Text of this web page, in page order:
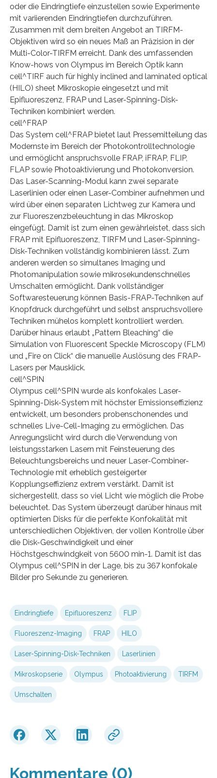
oder die Eindringtiefe einzustellen sowie Experimente
mit variierenden Eindringtiefen durchzuführen.
Zusammen mit dem breiten Angebot an TIRFM-
Objektiven wird so ein neues Maß an Präzision in der
Multi-Color-TIRFM erreicht. Dank des umfassenden
Know-hows von Olympus im Bereich Optik kann
cell^TIRF auch für highly inclined and laminated optical
(HILO) sheet Mikroskopie eingesetzt und mit
Epifluoreszenz, FRAP und Laser-Spinning-Disk-
Techniken kombiniert werden.
cell^FRAP
Das System cell^FRAP bietet laut Pressemitteilung das
Modernste im Bereich der Photokontrolltechnologie
und ermöglicht anspruchsvolle FRAP, iFRAP, FLIP,
FLAP sowie Photoaktivierung und Photokonversion.
Das Laser-Scanning-Modul kann zwei separate
Laserlinien oder einen Laser-Combiner aufnehmen und
wird über einen separaten Lichtweg zur Kamera und
zur Fluoreszenzbeleuchtung in das Mikroskop
eingefügt. Damit ist zum einen gewährleistet, dass sich
FRAP mit Epifluoreszenz, TIRFM und Laser-Spinning-
Disk-Techniken vollständig kombinieren lässt. Zum
anderen werden so simultanes Imaging und
Photomanipulation sowie mikrosekundenschnelles
Umschalten ermöglicht. Dank vollständiger
Softwaresteuerung können Basis-FRAP-Techniken auf
Knopfdruck durchgeführt und selbst anspruchsvollere
Techniken mühelos komplett kontrolliert werden.
Darüber hinaus erlaubt „Pattern Bleaching“ die
Simulation von Fluorescent Speckle Microscopy (FLM)
und „Fire on Click“ die manuelle Auslösung des FRAP-
Lasers per Mausklick.
cell^SPIN
Olympus cell^SPIN wurde als konfokales Laser-
Spinning-Disk-System mit höchster Emissionseffizienz
entwickelt, um besonders probenschonendes und
schnelles Live-Cell-Imaging zu ermöglichen. Das
Anregungslicht wird durch die Verwendung von
leistungsstarken Lasern mit Feinsteuerung des
Beleuchtungsbereichs und neuer Laser-Combiner-
Technologie mit erheblich gesteigerter
Kopplungseffizienz extrem verstärkt. Damit ist
sichergestellt, dass so viel Licht wie möglich die Probe
beleuchtet. Das System überzeugt darüber hinaus mit
optimierten Disks für die perfekte Konfokalität mit
unterschiedlichen Objektiven, der vollen Kontrolle über
die Disk-Geschwindigkeit und einer
Höchstgeschwindgkeit von 5600 min-1. Damit ist das
Olympus cell^SPIN in der Lage, bis zu 367 konfokale
Bilder pro Sekunde zu generieren.
Eindringtiefe Epifluoreszenz FLIP
Fluoreszenz-Imaging FRAP HILO
Laser-Spinning-Disk-Techniken Laserlinien
Mikroskopserie Olympus Photoaktivierung TIRFM
Umschalten
Kommentare (0)